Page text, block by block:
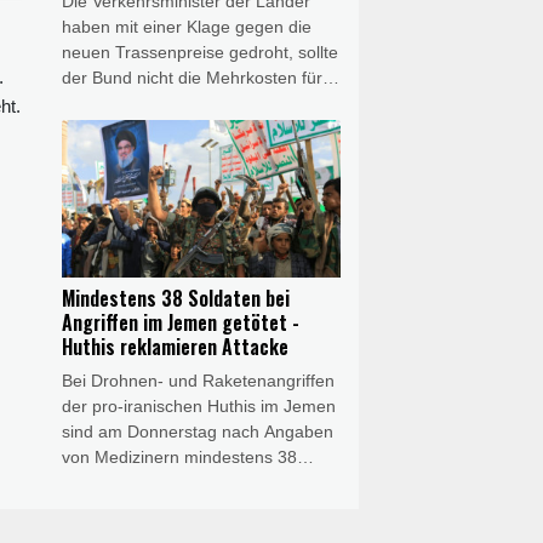
haben mit einer Klage gegen die
neuen Trassenpreise gedroht, sollte
der Bund nicht die Mehrkosten für
Schienenmaut übernehmen. "Wir
senden heute gemeinsam ein
Signal der Geschlossenheit: Die
massiven Trassenpreissteigerungen
sind so nicht akzeptabel", erklärte
Bayerns Verkehrsminister Christian
Bernreiter nach einer digitalen
Verkehrsministerkonferenz. "Da der
Bund bisher nicht bereit ist, die
Mehrkosten auszugleichen, sind die
Länder bei weiterer Weigerung des
Bundes gezwungen zu klagen."
Mindestens 38 Soldaten bei
Angriffen im Jemen getötet -
Huthis reklamieren Attacke
Bei Drohnen- und Raketenangriffen
der pro-iranischen Huthis im Jemen
sind am Donnerstag nach Angaben
von Medizinern mindestens 38